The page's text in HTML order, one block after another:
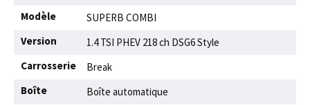
Modèle
SUPERB COMBI
Version
1.4 TSI PHEV 218 ch DSG6 Style
Carrosserie
Break
Boîte
Boîte automatique